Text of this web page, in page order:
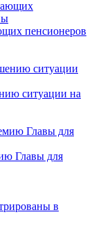
пенсионеров
ситуации на
Главы для
в